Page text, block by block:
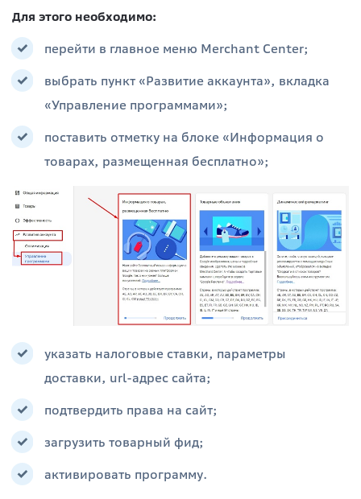
Для этого необходимо:
перейти в главное меню Merchant Center;
выбрать пункт «Развитие аккаунта», вкладка
«Управление программами»;
поставить отметку на блоке «Информация о
товарах, размещенная бесплатно»;
указать налоговые ставки, параметры
доставки, url-адрес сайта;
подтвердить права на сайт;
загрузить товарный фид;
активировать программу.